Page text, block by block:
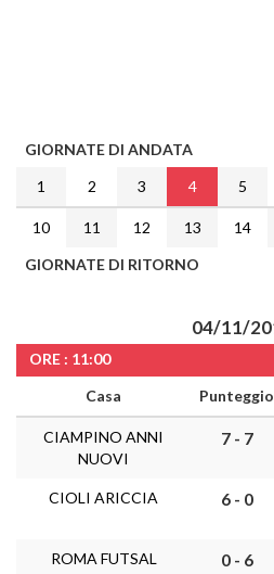
GIORNATE DI ANDATA
1
2 3 4 5
10 11 12 13 14
GIORNATE DI RITORNO
04/11/
ORE : 11:00
Casa
Punteggio
CIAMPINO ANNI
NUOVI
7 - 7
CIOLI ARICCIA 6 - 0
ROMA FUTSAL 0 - 6